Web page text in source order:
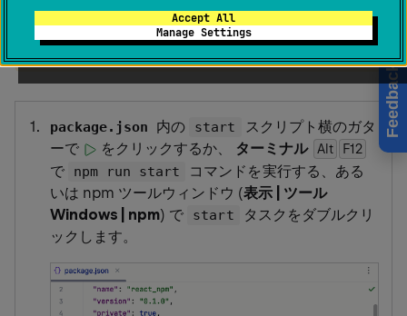
Accept All
Manage Settings
Feedback
note
create-react-app で作成されたアプリケー
ションのみ。
package.json 内の start
スクリプト横のガタ
ーで
をクリックするか、 ターミナル Alt F12
で npm run start
コマンドを実行する、ある
いは npm ツールウィンドウ (表示 | ツール
Windows | npm) で start
タスクをダブルクリ
ックします。